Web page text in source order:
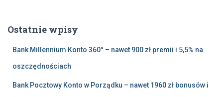
jOstatnie wpisy
Bank Millennium Konto 360° – nawet 900 zł premii i 5,5% na
oszczędnościach
Bank Pocztowy Konto w Porządku – nawet 1960 zł bonusów i